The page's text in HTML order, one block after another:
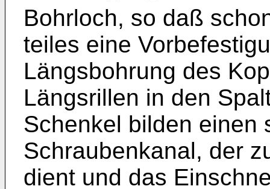
Bohrloch, so daß
teiles eine
Längsbohrung des
Längsrillen in den
Schenkel bilden einen
Schraubenkanal, der
dient und das